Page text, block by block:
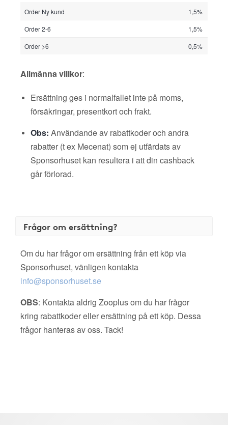
Order Ny kund
1,5%
Order 2-6
1,5%
Order >6
0,5%
Allmänna villkor:
Ersättning ges i normalfallet inte på moms,
försäkringar, presentkort och frakt.
Obs: Användande av rabattkoder och andra
rabatter (t ex Mecenat) som ej utfärdats av
Sponsorhuset kan resultera i att din cashback
går förlorad.
Frågor om ersättning?
Om du har frågor om ersättning från ett köp via
Sponsorhuset, vänligen kontakta
info@sponsorhuset.se
OBS: Kontakta aldrig Zooplus om du har frågor
kring rabattkoder eller ersättning på ett köp. Dessa
frågor hanteras av oss. Tack!